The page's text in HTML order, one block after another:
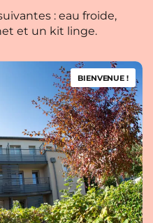
: eau froide,
et un kit linge.
BIENVENUE !